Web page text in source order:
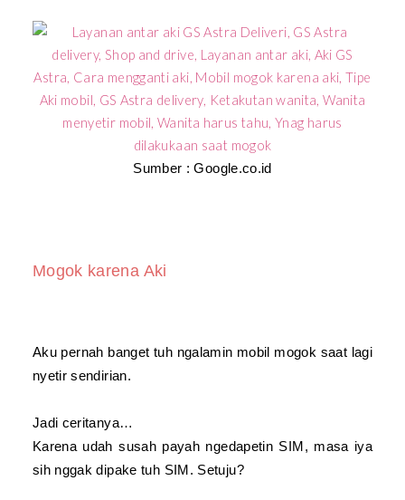
Sumber : Google.co.id
Mogok karena Aki
Aku pernah banget tuh ngalamin mobil mogok saat lagi
nyetir sendirian.
Jadi ceritanya…
Karena udah susah payah ngedapetin SIM, masa iya
sih nggak dipake tuh SIM. Setuju?